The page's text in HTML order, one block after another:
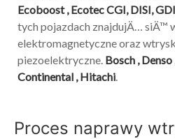
Ecoboost , Ecotec CGI, DISI,
tych pojazdach znajdujÄ… siÄ™
elektromagnetyczne oraz
piezoelektryczne. Bosch , Denso
Continental , Hitachi.
Proces naprawy